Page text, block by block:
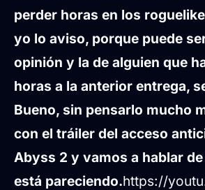
perder horas en los
yo lo aviso, porque puede
opinión y la de alguien que
horas a la anterior entrega,
Bueno, sin pensarlo mucho
con el tráiler del acceso
Abyss 2 y vamos a hablar
está pareciendo.https://